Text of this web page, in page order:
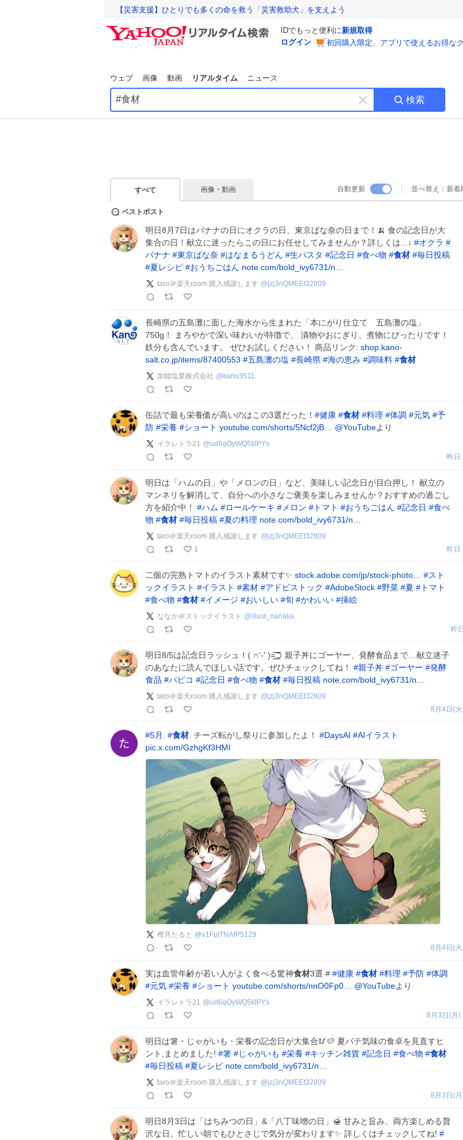
【災害支援】ひとりでも多くの命を救う「災害救助犬」を支えよう
IDでもっと便利に新規取得
ログイン
初回購入限定、アプリで使えるお得な
ウェブ 画像 動画 リアルタイム ニュース
キ
ー
す
検索
すべて 画像・動画 自動更新 並べ替え： 新着
ベストポスト
明日8月7日はバナナの日にオクラの日、東京ばな奈の日まで！🍌 食の記念日が大
集合の日！献立に迷ったらこの日にお任せしてみませんか？詳しくは...↓ #オクラ #
バナナ #東京ばな奈 #はなまるうどん #生パスタ #記念日 #食べ物 #食材 #毎日投稿
#夏レシピ #おうちごはん note.com/bold_ivy6731/n…
taro＠楽天room 購入感謝します @jzj3nQMEEt32809
長崎県の五島灘に面した海水から生まれた「本にがり仕立て 五島灘の塩」
750g！ まろやかで深い味わいが特徴で、 漬物やおにぎり、煮物にぴったりです！
鉄分も含んでいます。 ぜひお試しください！ 商品リンク: shop.kano-
salt.co.jp/items/87400553 #五島灘の塩 #長崎県 #海の恵み #調味料 #食材
加能塩業株式会社 @ kano3511
缶詰で最も栄養価が高いのはこの3選だった！ #健康 #食材 #料理 #体調 #元気 #予
防 #栄養 #ショート youtube.com/shorts/5Ncf2jB… @YouTubeより
イラレトラ21 @ud6qOyWQ5IiIPYs
昨日
明日は「ハムの日」や「メロンの日」など、美味しい記念日が目白押し！ 献立の
マンネリを解消して、自分への小さなご褒美を楽しみませんか？おすすめの過ごし
方を紹介中！ #ハム #ロールケーキ # メロン # トマト #おうちごはん #記念日 #食べ
物 #食材 #毎日投稿 #夏の料理 note.com/bold_ivy6731/n…
taro＠楽天room 購入感謝します @jzj3nQMEEt32809
1
昨日
二個の完熟トマトのイラスト素材です✨ stock.adobe.com/jp/stock-photo… #スト
ックイラスト #イラスト #素材 #アドビストック #AdobeStock #野菜 #夏 # トマト
#食べ物 #食材 #イメージ #おいしい #旬 #かわいい #挿絵
ななか＠ストックイラスト @illust_nanaka
昨
明日8/5は記念日ラッシュ！( ∩'-' )=͟͟͞͞⊃ 親子丼にゴーヤー、発酵食品まで…献立迷子
のあなたに読んでほしい話です。ぜひチェックしてね！ #親子丼 #ゴーヤー #発酵
食品 #パピコ #記念日 #食べ物 #食材 #毎日投稿 note.com/bold_ivy6731/n…
taro＠楽天room 購入感謝します @jzj3nQMEEt32809
8月4日(
#5月 #食材. チーズ転がし祭りに参加したよ！ #DaysAI #AIイラスト
pic.x.com/GzhgKf3HMI
樫月たると @v1FpITNAfP5129
8月4日(
実は血管年齢が若い人がよく食べる驚神食材3選 # #健康 #食材 #料理 #予防 #体調
#元気 #栄養 #ショート youtube.com/shorts/nnO0Fp0… @YouTubeより
イラレトラ21 @ud6qOyWQ5IiIPYs
8月3日(月)
明日は箸・じゃがいも・栄養の記念日が大集合🥢🥔 夏バテ気味の食卓を見直すヒ
ント,まとめました! #箸 #じゃがいも #栄養 #キッチン雑貨 #記念日 #食べ物 #食材
#毎日投稿 #夏レシピ note.com/bold_ivy6731/n…
taro＠楽天room 購入感謝します @jzj3nQMEEt32809
8月3日(
明日8月3日は「はちみつの日」&「八丁味噌の日」🍯 甘みと旨み、両方楽しめる贅
沢な日。忙しい朝でもひとさじで気分が変わります✨ 詳しくはチェックしてね! #